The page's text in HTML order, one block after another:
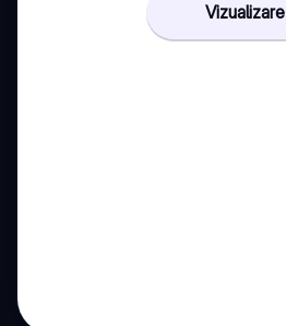
Vizualizare